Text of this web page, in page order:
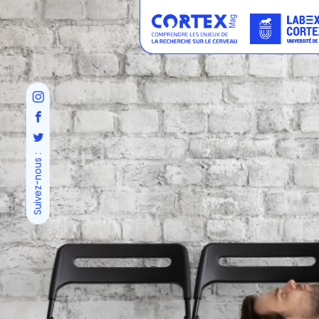
Suivez-nous :